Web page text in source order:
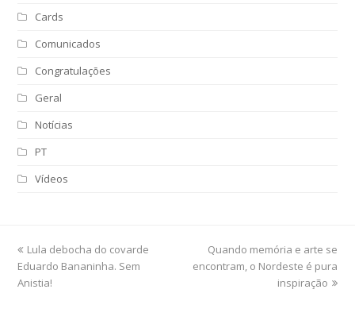
Cards
Comunicados
Congratulações
Geral
Notícias
PT
Vídeos
previous
post:
Lula debocha do covarde
Eduardo Bananinha. Sem
Anistia!
next
post:
Quando memória e arte se
encontram, o Nordeste é pura
inspiração